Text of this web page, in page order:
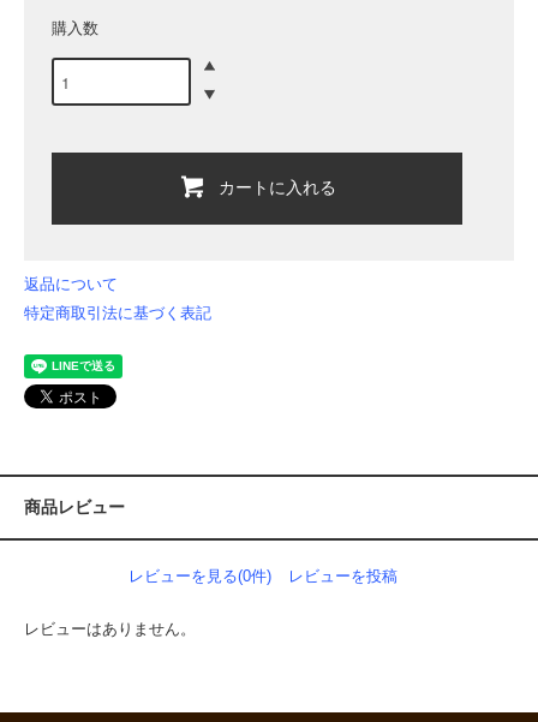
購入数
カートに入れる
返品について
特定商取引法に基づく表記
商品レビュー
レビューを見る(0件) レビューを投稿
レビューはありません。